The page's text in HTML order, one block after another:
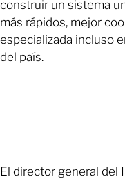
construir un sistema
más rápidos, mejor
especializada incluso
del país.
El director general del